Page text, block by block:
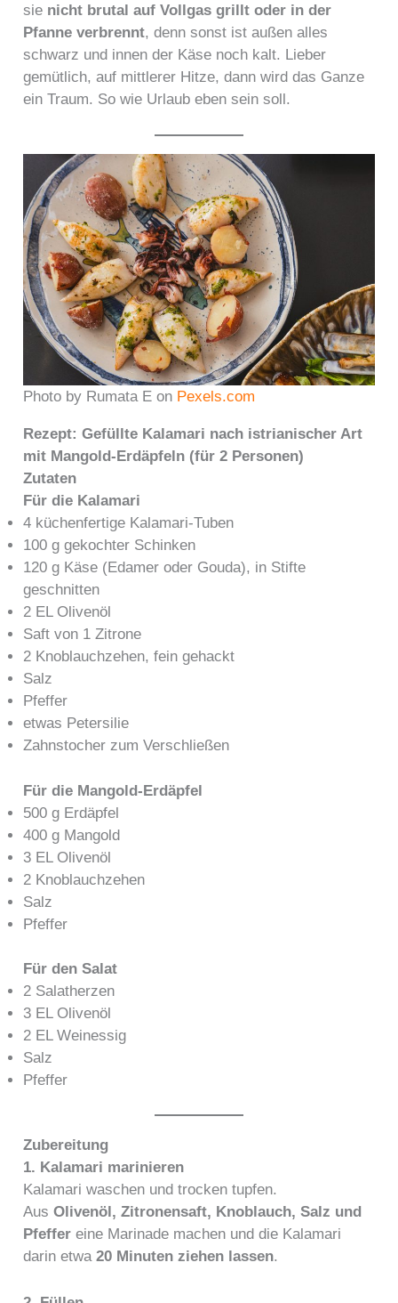
sie nicht brutal auf Vollgas grillt oder in der
Pfanne verbrennt, denn sonst ist außen alles
schwarz und innen der Käse noch kalt. Lieber
gemütlich, auf mittlerer Hitze, dann wird das Ganze
ein Traum. So wie Urlaub eben sein soll.
Photo by Rumata E on Pexels.com
Rezept: Gefüllte Kalamari nach istrianischer Art
mit Mangold-Erdäpfeln (für 2 Personen)
Zutaten
Für die Kalamari
4 küchenfertige Kalamari-Tuben
100 g gekochter Schinken
120 g Käse (Edamer oder Gouda), in Stifte
geschnitten
2 EL Olivenöl
Saft von 1 Zitrone
2 Knoblauchzehen, fein gehackt
Salz
Pfeffer
etwas Petersilie
Zahnstocher zum Verschließen
Für die Mangold-Erdäpfel
500 g Erdäpfel
400 g Mangold
3 EL Olivenöl
2 Knoblauchzehen
Salz
Pfeffer
Für den Salat
2 Salatherzen
3 EL Olivenöl
2 EL Weinessig
Salz
Pfeffer
Zubereitung
1. Kalamari marinieren
Kalamari waschen und trocken tupfen.
AusOlivenöl, Zitronensaft, Knoblauch, Salz und
Pfeffer eine Marinade machen und die Kalamari
darin etwa20 Minuten ziehen lassen.